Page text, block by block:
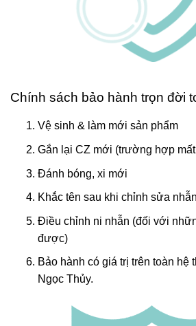
Chính sách bảo hành trọn đời
Vệ sinh & làm mới sản phẩm
Gắn lại CZ mới (trường hợp
Đánh bóng, xi mới
Khắc tên sau khi chỉnh sửa nhẫn
Điều chỉnh ni nhẫn (đối với
được)
Bảo hành có giá trị trên toàn hệ
Ngọc Thủy.